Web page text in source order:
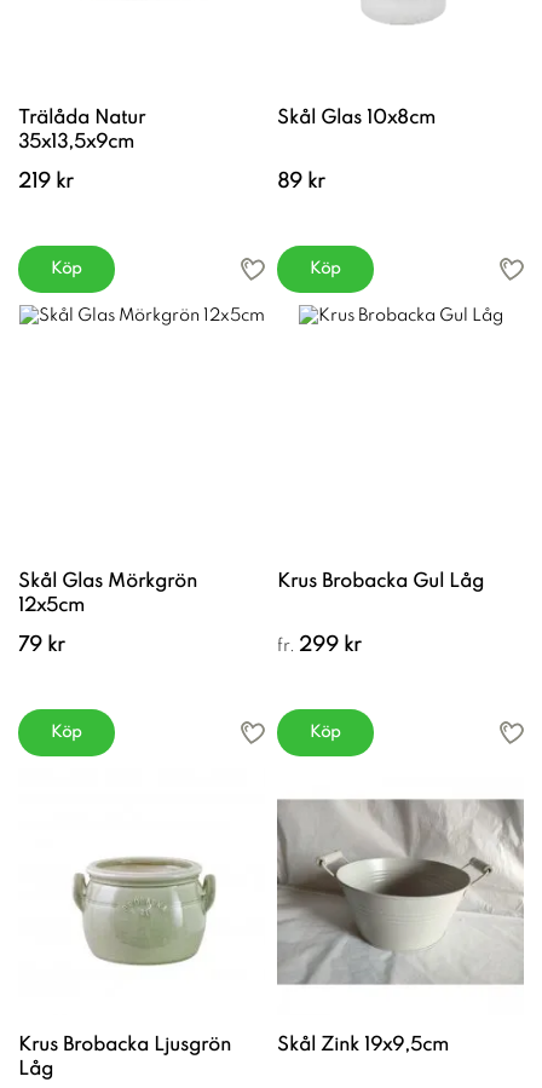
Trälåda Natur
35x13,5x9cm
219 kr
Köp
Skål Glas 10x8cm
89 kr
Köp
Skål Glas Mörkgrön
12x5cm
79 kr
Köp
Krus Brobacka Gul Låg
fr. 299 kr
Köp
Krus Brobacka Ljusgrön
Låg
Skål Zink 19x9,5cm